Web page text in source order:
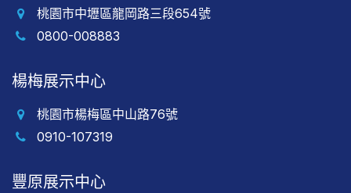
桃園市中壢區龍岡路三段654號
0800-008883
楊梅展示中心
桃園市楊梅區中山路76號
0910-107319
豐原展示中心